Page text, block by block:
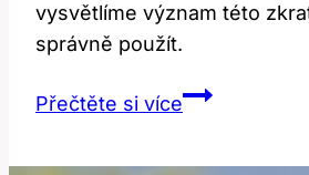
vysvětlíme význam této
správně použít.
Přečtěte si víceItem: